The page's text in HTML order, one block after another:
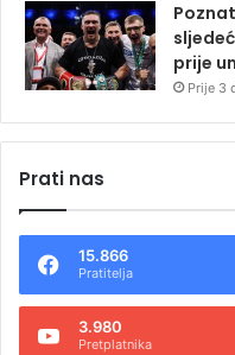
prije
Prije 3
Prati nas
15.866
Pratitelja
3.980
Pretplatnika